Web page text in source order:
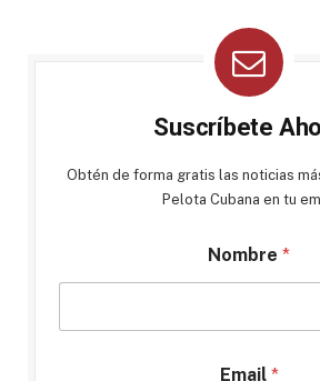
Suscríbete
Obtén de forma gratis las noticias
Pelota Cubana en tu
Nombre *
Email *